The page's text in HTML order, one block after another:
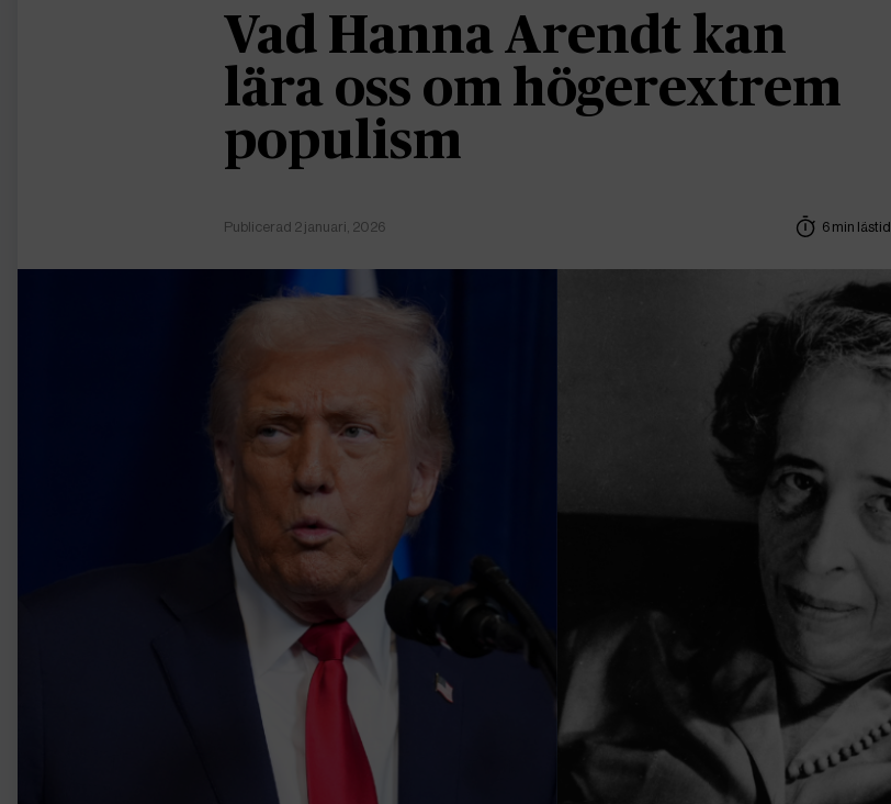
Vad Hanna Arendt kan
lära oss om högerextrem
populism
Publicerad 2 januari, 2026 6 min lästid